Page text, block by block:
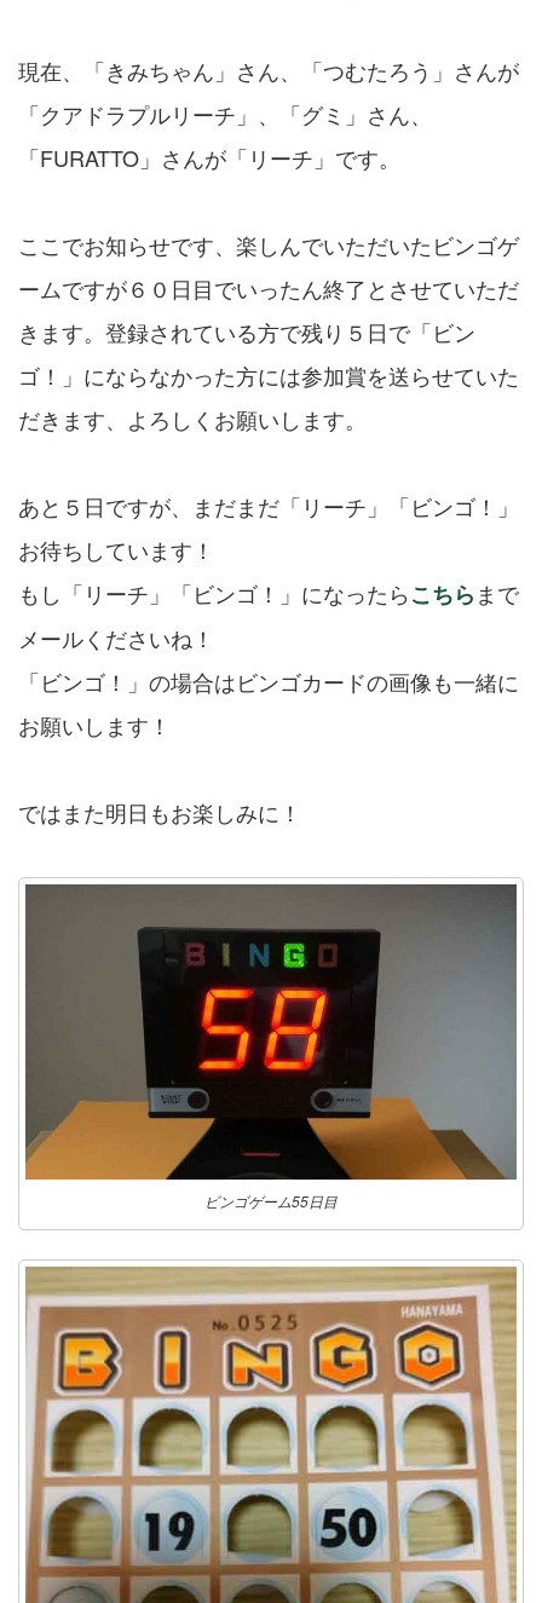
現在、「きみちゃん」さん、「つむたろう」さんが
「クアドラプルリーチ」、「グミ」さん、
「FURATTO」さんが「リーチ」です。
ここでお知らせです、楽しんでいただいたビンゴゲ
ームですが６０日目でいったん終了とさせていただ
きます。登録されている方で残り５日で「ビン
ゴ！」にならなかった方には参加賞を送らせていた
だきます、よろしくお願いします。
あと５日ですが、まだまだ「リーチ」「ビンゴ！」
お待ちしています！
もし「リーチ」「ビンゴ！」になったらこちら まで
メールくださいね！
「ビンゴ！」の場合はビンゴカードの画像も一緒に
お願いします！
ではまた明日もお楽しみに！
ビンゴゲーム55日目